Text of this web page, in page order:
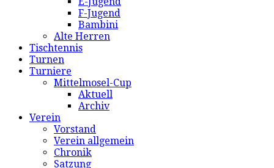
F-Jugend
Bambini
Alte Herren
Tischtennis
Turnen
Turniere
Mittelmosel-Cup
Aktuell
Archiv
Verein
Vorstand
Verein allgemein
Chronik
Satzung